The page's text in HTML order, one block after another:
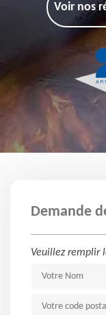
Voir nos
Demande
Veuillez remplir